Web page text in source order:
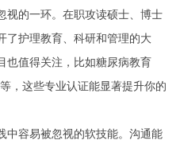
视的一环。在职攻读硕士、博士
了护理教育、科研和管理的大
也值得关注，比如糖尿病教育
，这些专业认证能显著提升你的
中容易被忽视的软技能。沟通能